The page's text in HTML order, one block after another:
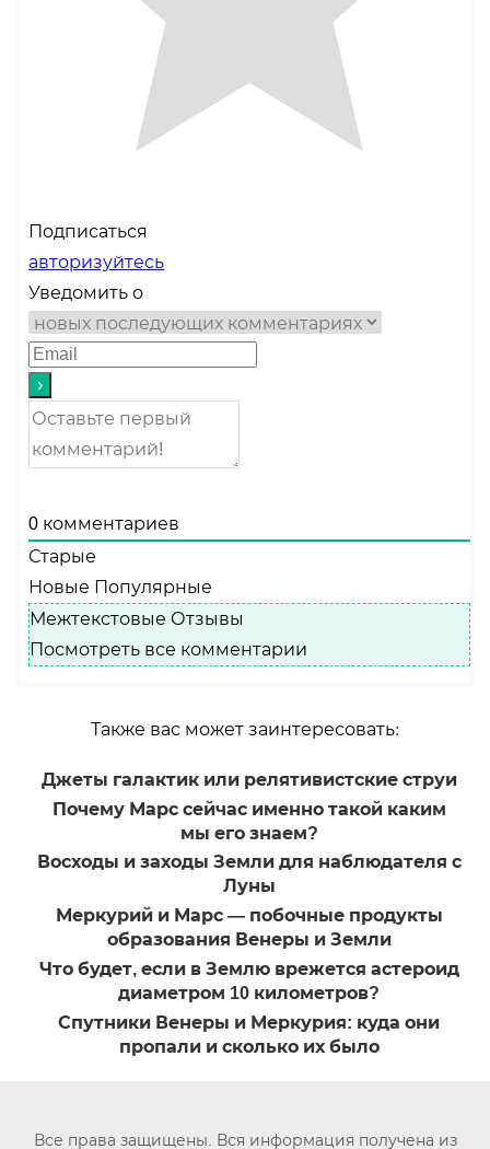
Подписаться
авторизуйтесь
Уведомить о
0 комментариев
Старые
Новые Популярные
Межтекстовые Отзывы
Посмотреть все комментарии
Также вас может заинтересовать:
Джеты галактик или релятивистские струи
Почему Марс сейчас именно такой каким
мы его знаем?
Восходы и заходы Земли для наблюдателя с
Луны
Меркурий и Марс — побочные продукты
образования Венеры и Земли
Что будет, если в Землю врежется астероид
диаметром 10 километров?
Спутники Венеры и Меркурия: куда они
пропали и сколько их было
Все права защищены. Вся информация получена из